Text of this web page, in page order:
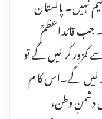
جب قائد اعظمؒ
کمزور کر لیں گے تو
لیں گے۔اس کا م
دشمنِ وطن،